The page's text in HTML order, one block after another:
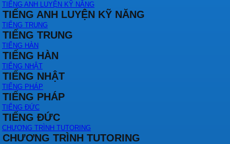
TIẾNG ANH LUYỆN KỸ NĂNG
TIẾNG ANH LUYỆN KỸ NĂNG
TIẾNG TRUNG
TIẾNG TRUNG
TIẾNG HÀN
TIẾNG HÀN
TIẾNG NHẬT
TIẾNG NHẬT
TIẾNG PHÁP
TIẾNG PHÁP
TIẾNG ĐỨC
TIẾNG ĐỨC
CHƯƠNG TRÌNH TUTORING
CHƯƠNG TRÌNH TUTORING